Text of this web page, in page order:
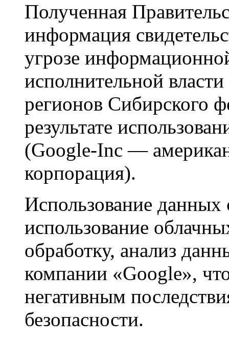
Полученная
информация
угрозе
исполнительной
регионов Сибирского
результате
(Google-Inc —
корпорация).
Использование данных
использование
обработку, анализ
компании «Google»,
негативным
безопасности.